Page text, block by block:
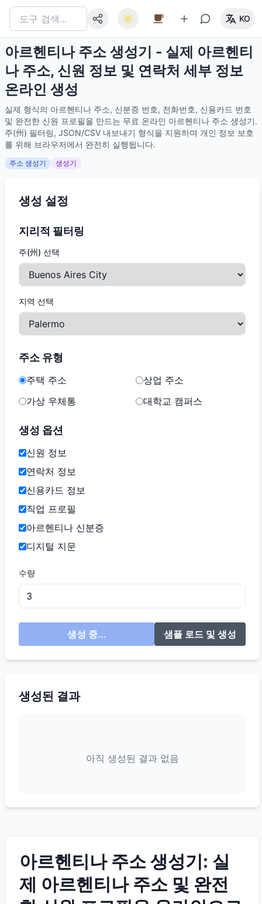
KO
아르헨티나 주소 생성기 - 실제 아르헨티
나 주소, 신원 정보 및 연락처 세부 정보
온라인 생성
실제 형식의 아르헨티나 주소, 신분증 번호, 전화번호, 신용카드 번호
및 완전한 신원 프로필을 만드는 무료 온라인 아르헨티나 주소 생성기.
주(州) 필터링, JSON/CSV 내보내기 형식을 지원하며 개인 정보 보호
를 위해 브라우저에서 완전히 실행됩니다.
주소 생성기 생성기
생성 설정
지리적 필터링
주(州) 선택
지역 선택
주소 유형
주택 주소
상업 주소
가상 우체통
대학교 캠퍼스
생성 옵션
신원 정보
연락처 정보
신용카드 정보
직업 프로필
아르헨티나 신분증
디지털 지문
수량
생성 중... 샘플 로드 및 생성
생성된 결과
아직 생성된 결과 없음
아르헨티나 주소 생성기: 실
제 아르헨티나 주소 및 완전